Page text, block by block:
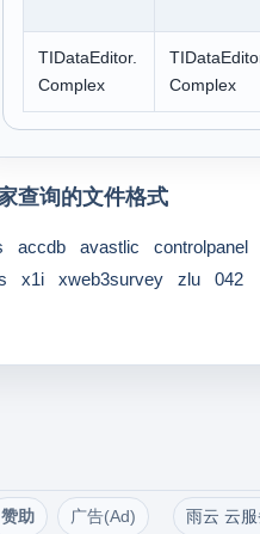
TIDataEditor.
Complex
Complex
查询的文件格式
accdb avastlic controlpanel
x1i xweb3survey zlu 042
赞助 广告(Ad) 雨云 云服